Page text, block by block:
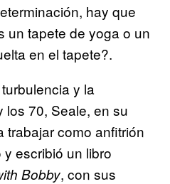
hay que
un tapete de yoga o un
en el tapete?.
y la
los 70, Seale, en su
trabajar como anfitrión
y escribió un libro
Bobby, con sus